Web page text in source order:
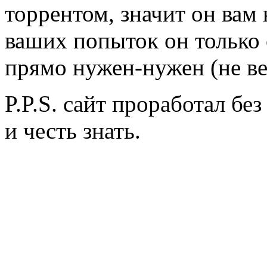
торрентом, значит он
ваших попыток он
прямо нужен-нужен (не
P.P.S. сайт проработал
и честь знать.